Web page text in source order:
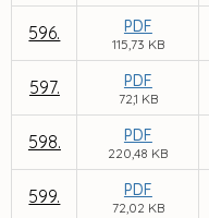
596. PDF
115,73 KB
597. PDF
72,1 KB
598. PDF
220,48 KB
599. PDF
72,02 KB